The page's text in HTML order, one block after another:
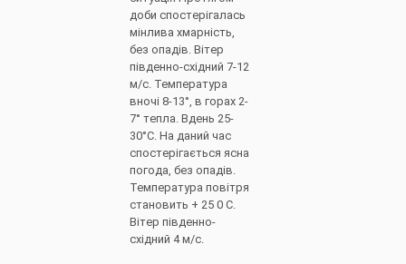
доби спостерігалась
мінлива хмарність,
без опадів. Вітер
південно-східний 7-12
м/с. Температура
вночі 8-13°, в горах 2-
7° тепла. Вдень 25-
30°С. На даний час
спостерігається ясна
погода, без опадів.
Температура повітря
становить + 25 0 С.
Вітер південно-
східний 4 м/с.